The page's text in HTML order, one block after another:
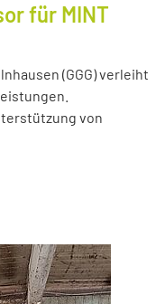
für MINT
(GGG) verleiht
von